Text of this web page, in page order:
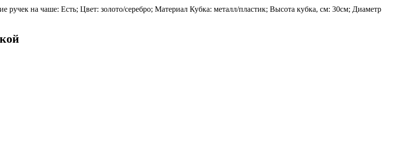
на чаше: Есть; Цвет: золото/серебро; Материал Кубка: металл/пластик; Высота кубка, см: 30см; Диаметр